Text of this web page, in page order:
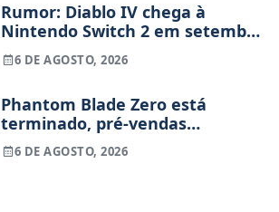
Rumor: Diablo IV chega à
Nintendo Switch 2 em setembro
e vai custar o preço de um jogo
novo
6 DE AGOSTO, 2026
Phantom Blade Zero está
terminado, pré-vendas
começam na próxima semana
6 DE AGOSTO, 2026